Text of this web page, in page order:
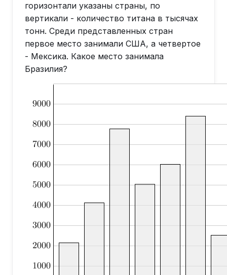
горизонтали указаны страны, по
вертикали - количество титана в тысячах
тонн. Среди представленных стран
первое место занимали США, а четвертое
- Мексика. Какое место занимала
Бразилия?